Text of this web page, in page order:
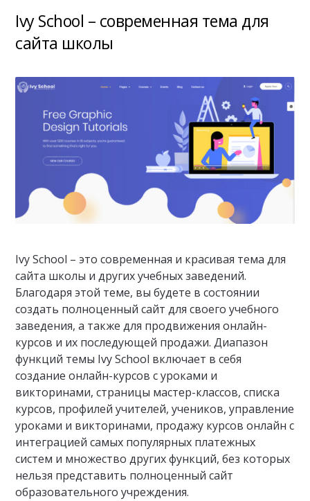
Ivy School – современная тема для
сайта школы
Ivy School – это современная и красивая тема для
сайта школы и других учебных заведений.
Благодаря этой теме, вы будете в состоянии
создать полноценный сайт для своего учебного
заведения, а также для продвижения онлайн-
курсов и их последующей продажи. Диапазон
функций темы Ivy School включает в себя
создание онлайн-курсов с уроками и
викторинами, страницы мастер-классов, списка
курсов, профилей учителей, учеников, управление
уроками и викторинами, продажу курсов онлайн с
интеграцией самых популярных платежных
систем и множество других функций, без которых
нельзя представить полноценный сайт
образовательного учреждения.